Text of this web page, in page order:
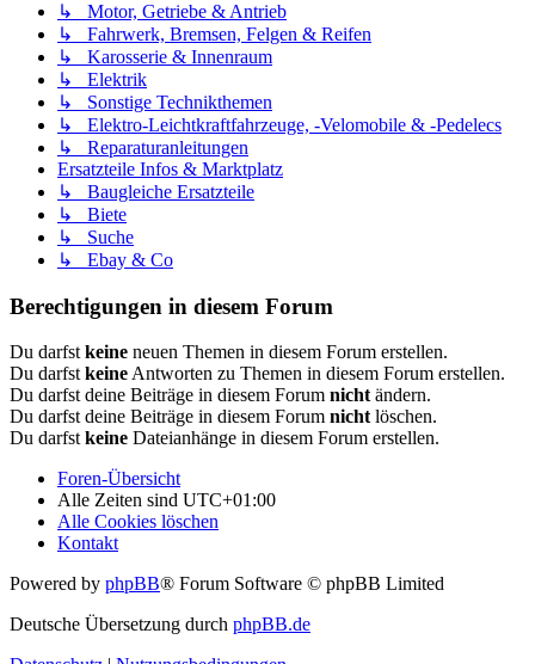
↳ Motor, Getriebe & Antrieb
↳ Fahrwerk, Bremsen, Felgen & Reifen
↳ Karosserie & Innenraum
↳ Elektrik
↳ Sonstige Technikthemen
↳ Elektro-Leichtkraftfahrzeuge, -Velomobile & -Pedelecs
↳ Reparaturanleitungen
Ersatzteile Infos & Marktplatz
↳ Baugleiche Ersatzteile
↳ Biete
↳ Suche
↳ Ebay & Co
Berechtigungen in diesem Forum
Du darfstkeine neuen Themen in diesem Forum erstellen.
Du darfstkeineAntworten zu Themen in diesem Forum erstellen.
Du darfst deine Beiträge in diesem Forum nichtändern.
Du darfst deine Beiträge in diesem Forum nichtlöschen.
Du darfstkeine Dateianhänge in diesem Forum erstellen.
Foren-Übersicht
Alle Zeiten sind UTC+01:00
Alle Cookies löschen
Kontakt
Powered by phpBB® Forum Software © phpBB Limited
Deutsche Übersetzung durch phpBB.de